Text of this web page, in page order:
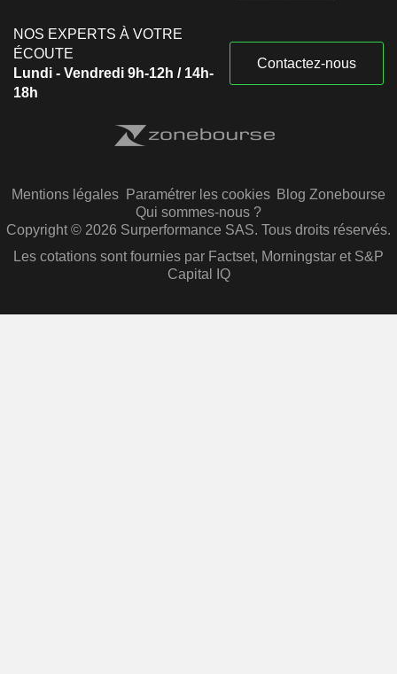
NOS EXPERTS À VOTRE
ÉCOUTE
Lundi - Vendredi 9h-12h / 14h-
18h
Contactez-nous
Mentions légales Paramétrer les cookies Blog Zonebourse
Qui sommes-nous ?
Copyright © 2026 Surperformance SAS. Tous droits réservés.
Les cotations sont fournies par Factset, Morningstar et S&P
Capital IQ